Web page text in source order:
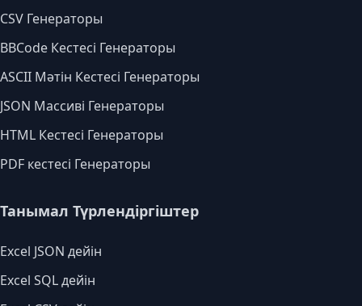
CSV Генераторы
BBCode Кестесі Генераторы
ASCII Мәтін Кестесі Генераторы
JSON Массиві Генераторы
HTML Кестесі Генераторы
PDF кестесі Генераторы
Танымал Түрлендіргіштер
Excel JSON дейін
Excel SQL дейін